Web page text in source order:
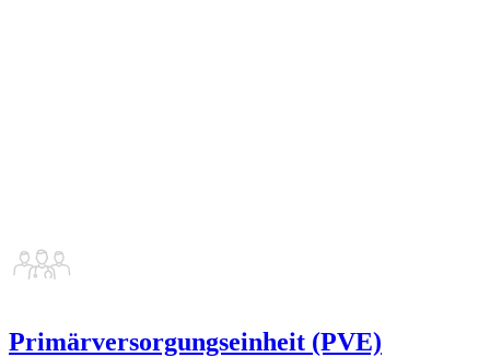
Primärversorgungseinheit (PVE)